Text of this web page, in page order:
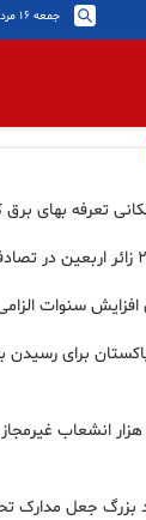
جمعه ۱۶ مرداد ۱۴۰۵
تعرفه بهای
افزایش سنوات
جمع‌آوری ۱۹۴ هزار انشعاب
بزرگ جعل مدارک